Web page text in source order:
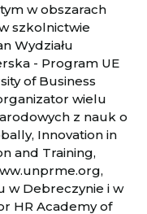
w obszarach
szkolnictwie
Wydziału
- Program UE
of Business
wielu
z nauk o
Innovation in
and Training,
w Debreczynie i w
HR Academy of